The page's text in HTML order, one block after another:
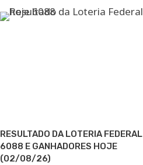
RESULTADO DA LOTERIA FEDERAL
6088 E GANHADORES HOJE
(02/08/26)